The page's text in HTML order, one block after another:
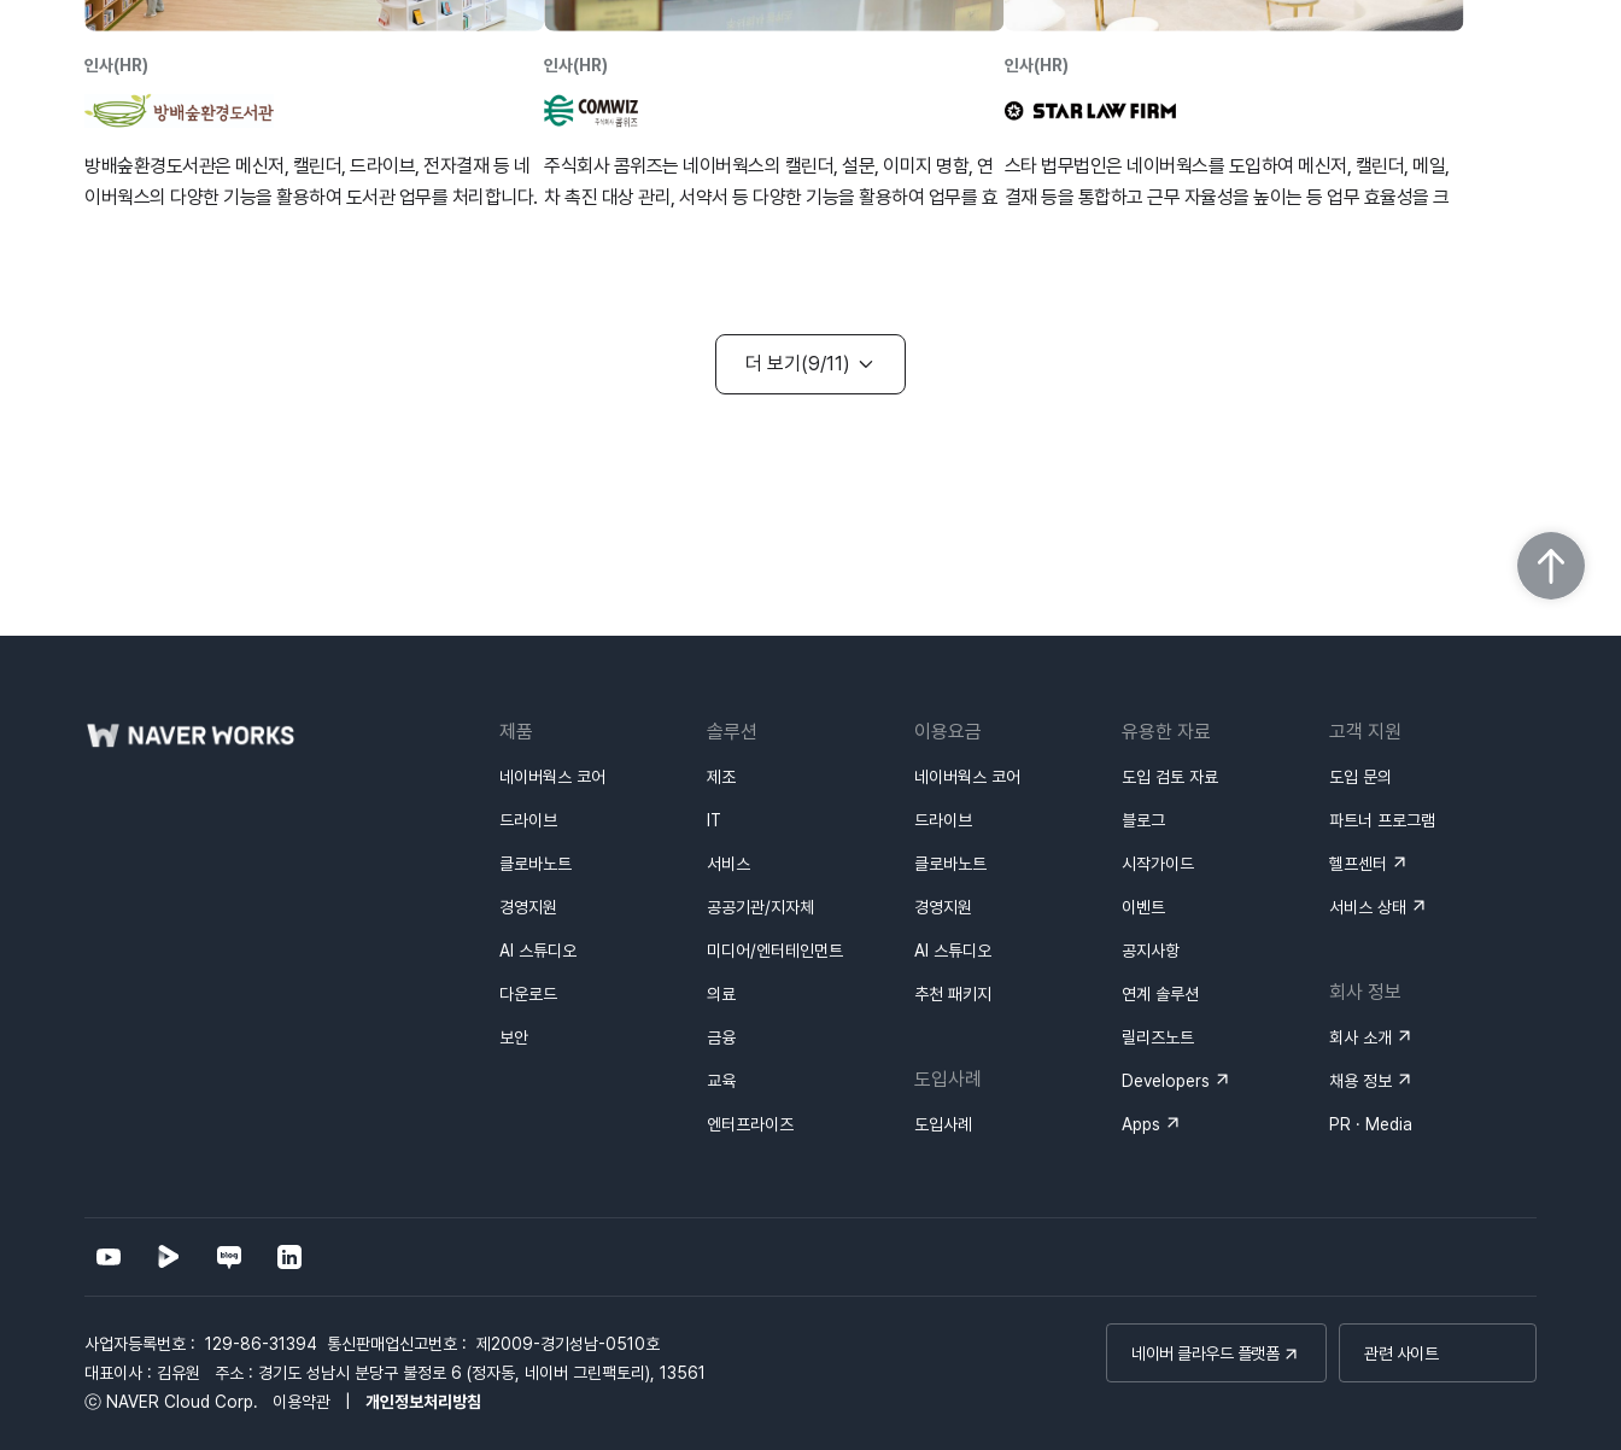
인사(HR)
방배숲환경도서관은 메신저, 캘린더, 드라이브, 전자결재 등 네
이버웍스의 다양한 기능을 활용하여 도서관 업무를 처리합니다.
인사(HR)
주식회사 콤위즈는 네이버웍스의 캘린더, 설문, 이미지 명함, 연
차 촉진 대상 관리, 서약서 등 다양한 기능을 활용하여 업무를 효
인사(HR)
스타 법무법인은 네이버웍스를 도입하여 메신저, 캘린더, 메일,
결재 등을 통합하고 근무 자율성을 높이는 등 업무 효율성을 크
더 보기 9 11
제품
네이버웍스 코어
드라이브
클로바노트
경영지원
AI 스튜디오
다운로드
보안
솔루션
제조
IT
서비스
공공기관/지자체
미디어/엔터테인먼트
의료
금융
교육
엔터프라이즈
이용요금
네이버웍스 코어
드라이브
클로바노트
경영지원
AI 스튜디오
추천 패키지
도입사례
도입사례
유용한 자료
도입 검토 자료
블로그
시작가이드
이벤트
공지사항
연계 솔루션
릴리즈노트
Developers
Apps
고객 지원
도입 문의
파트너 프로그램
헬프센터
서비스 상태
회사 정보
회사 소개
채용 정보
PR · Media
사업자등록번호 : 129-86-31394 통신판매업신고번호 : 제2009-경기성남-0510호
대표이사 : 김유원 주소 : 경기도 성남시 분당구 불정로 6 (정자동, 네이버 그린팩토리), 13561
ⓒ NAVER Cloud Corp. 이용약관 개인정보처리방침
네이버 클라우드 플랫폼 관련 사이트